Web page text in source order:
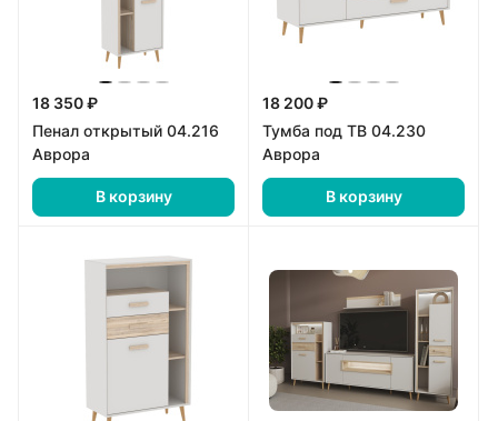
18 350 ₽
Пенал открытый 04.216
Аврора
В корзину
18 200 ₽
Тумба под ТВ 04.230
Аврора
В корзину